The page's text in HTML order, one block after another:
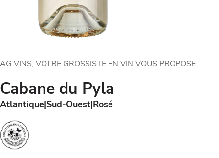
AG VINS, VOTRE GROSSISTE EN VIN VOUS PROPOSE
Cabane du Pyla
Atlantique Sud-Ouest Rosé